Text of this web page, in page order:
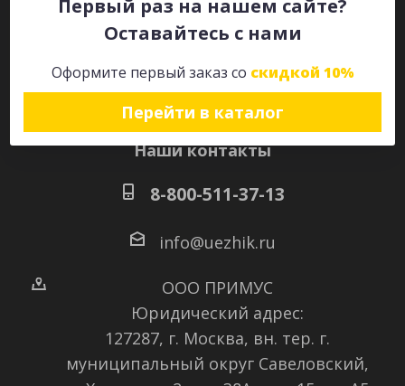
Первый раз на нашем сайте?
Оставайтесь с нами
Оформите первый заказ со скидкой 10%
Перейти в каталог
Наши контакты
8-800-511-37-13
info@uezhik.ru
ООО ПРИМУС
Юридический адрес:
127287, г. Москва, вн. тер. г.
муниципальный округ Савеловский,